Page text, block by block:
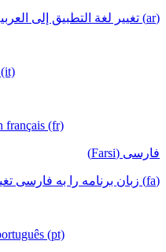
(ar) تغيير لغة التطبيق إلى العربية
français (fr)
فارسی (Farsi)
(fa) زبان برنامه را به فارسی تغییر دهید
(pt)